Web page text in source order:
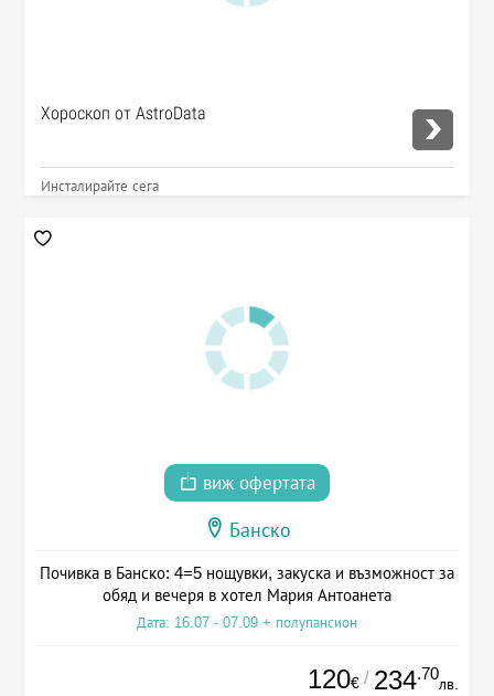
Хороскоп от AstroData
Инсталирайте сега
виж офертата
Банско
Почивка в Банско: 4=5 нощувки, закуска и възможност за
обяд и вечеря в хотел Мария Антоанета
Дата: 16.07 - 07.09 + полупансион
120€ / 234.70
лв.